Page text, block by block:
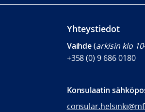
Yhteystiedot
Vaihde(arkisin klo
+358 (0) 9 686 0180
Konsulaatin